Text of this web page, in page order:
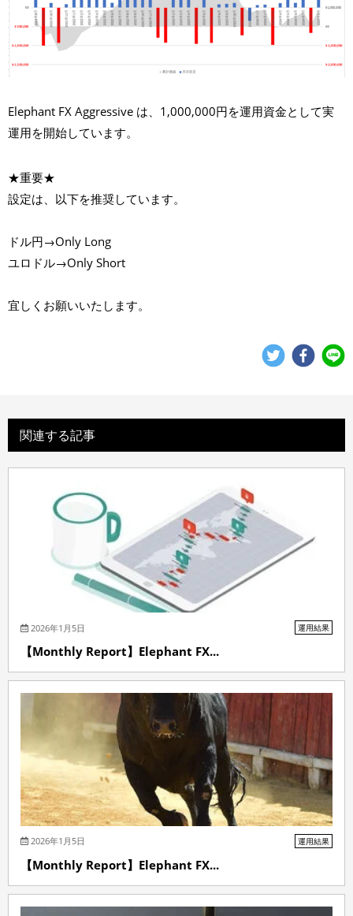
Elephant FX Aggressive は、1,000,000円を運用資金として実
運用を開始しています。
★重要★
設定は、以下を推奨しています。
ドル円→Only Long
ユロドル→Only Short
宜しくお願いいたします。
関連する記事
2026年1月5日 運用結果
【Monthly Report】Elephant FX...
2026年1月5日 運用結果
【Monthly Report】Elephant FX...